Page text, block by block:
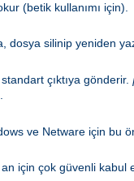
(betik kullanımı için).
dosya silinip yeniden
çıktıya gönderir.
ve Netware için bu
için çok güvenli kabul